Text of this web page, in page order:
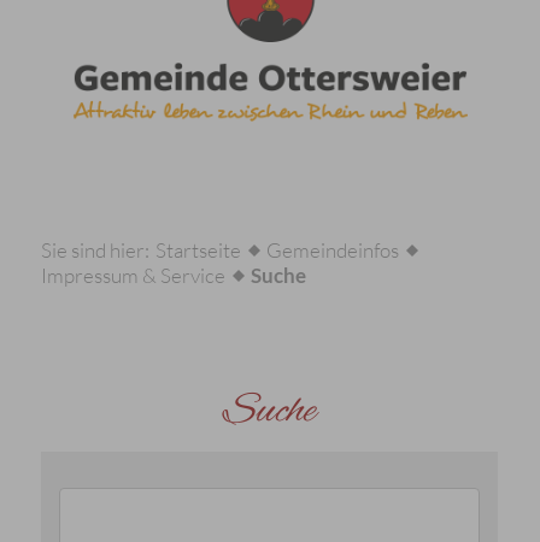
Sie sind hier: Startseite
Gemeindeinfos
Impressum & Service
Suche
Suche